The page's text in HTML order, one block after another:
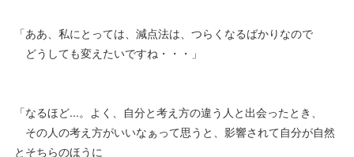
「ああ、私にとっては、減点法は、つらくなるばかりなので
どうしても変えたいですね・・・」
「なるほど...。よく、自分と考え方の違う人と出会ったとき、
その人の考え方がいいなぁって思うと、影響されて自分が自然
とそちらのほうに